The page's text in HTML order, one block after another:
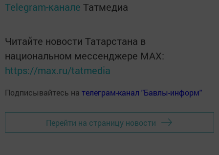
Telegram-канале Татмедиа
Читайте новости Татарстана в
национальном мессенджере MАХ:
https://max.ru/tatmedia
Подписывайтесь на телеграм-канал "Бавлы-информ"
Перейти на страницу новости